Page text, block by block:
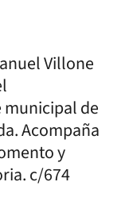
Villone
de
Acompaña
y
c/674